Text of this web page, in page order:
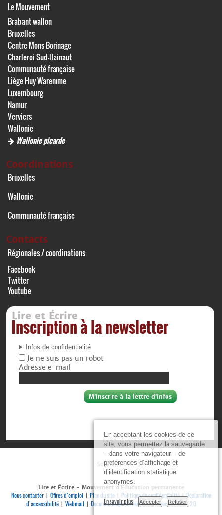
En acceptant les cookies de ce
site, vous permettez la sauvegarde
– dans votre navigateur – de
préférences d’affichage et
d’identification statistique
anonymes.
En savoir plus Accepter Refuser
Le Mouvement
Brabant wallon
Bruxelles
Centre Mons Borinage
Charleroi Sud-Hainaut
Communauté française
Liège Huy Waremme
Luxembourg
Namur
Verviers
Wallonie
Wallonie picarde
Coordinations
Bruxelles
Wallonie
Communauté française
Contacts
Régionales / coordinations
Facebook
Twitter
Youtube
Lire et Écrire
Inscription à la newsletter
Infos de confidentialité
Je ne suis pas un robot
Adresse e-mail
Soutiens :
Lire et Écrire - Mouvement d’Éducation permanente
Nous contacter| Offres d’emploi | Plan du site| Politique de confidentialité|Déclaration
d’accessibilité| Webmail | Documenthèque privée|Se connecter|RSS 2.0